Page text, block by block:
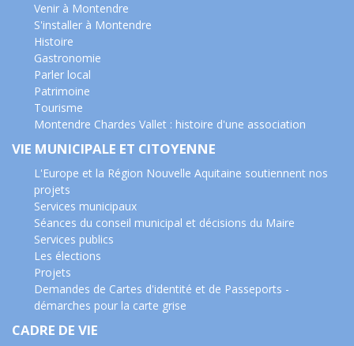
Venir à Montendre
S'installer à Montendre
Histoire
Gastronomie
Parler local
Patrimoine
Tourisme
Montendre Chardes Vallet : histoire d'une association
VIE MUNICIPALE ET CITOYENNE
L'Europe et la Région Nouvelle Aquitaine soutiennent nos
projets
Services municipaux
Séances du conseil municipal et décisions du Maire
Services publics
Les élections
Projets
Demandes de Cartes d'identité et de Passeports -
démarches pour la carte grise
CADRE DE VIE